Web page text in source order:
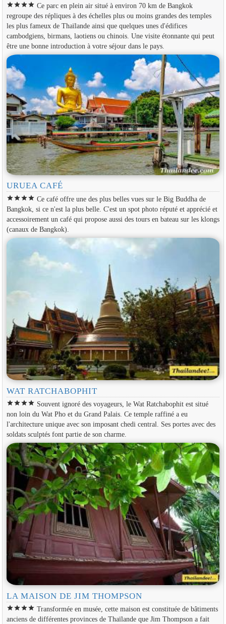
starstarstarstar Ce parc en plein air situé à environ 70 km de Bangkok
regroupe des répliques à des échelles plus ou moins grandes des temples
les plus fameux de Thaïlande ainsi que quelques unes d'édifices
cambodgiens, birmans, laotiens ou chinois. Une visite étonnante qui peut
être une bonne introduction à votre séjour dans le pays.
URUEA CAFÉ
starstarstarstar Ce café offre une des plus belles vues sur le Big Buddha de
Bangkok, si ce n'est la plus belle. C'est un spot photo réputé et apprécié et
accessoirement un café qui propose aussi des tours en bateau sur les klongs
(canaux de Bangkok).
WAT RATCHABOPHIT
starstarstarstar Souvent ignoré des voyageurs, le Wat Ratchabophit est situé
non loin du Wat Pho et du Grand Palais. Ce temple raffiné a eu
l'architecture unique avec son imposant chedi central. Ses portes avec des
soldats sculptés font partie de son charme.
LA MAISON DE JIM THOMPSON
starstarstarstar Transformée en musée, cette maison est constituée de bâtiments
anciens de différentes provinces de Thaïlande que Jim Thompson a fait